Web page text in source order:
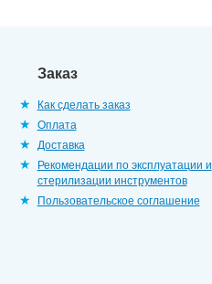
Заказ
Как сделать заказ
Оплата
Доставка
Рекомендации по эксплуатации и
стерилизации инструментов
Пользовательское соглашение